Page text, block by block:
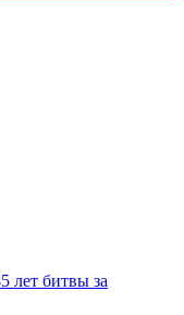
лет битвы за